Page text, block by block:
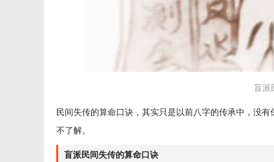
盲派
民间失传的算命口诀，其实只是以前八字的传承中，没
不了解。
盲派民间失传的算命口诀